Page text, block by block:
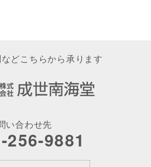
どこちらから承ります
い合わせ先
256-9881